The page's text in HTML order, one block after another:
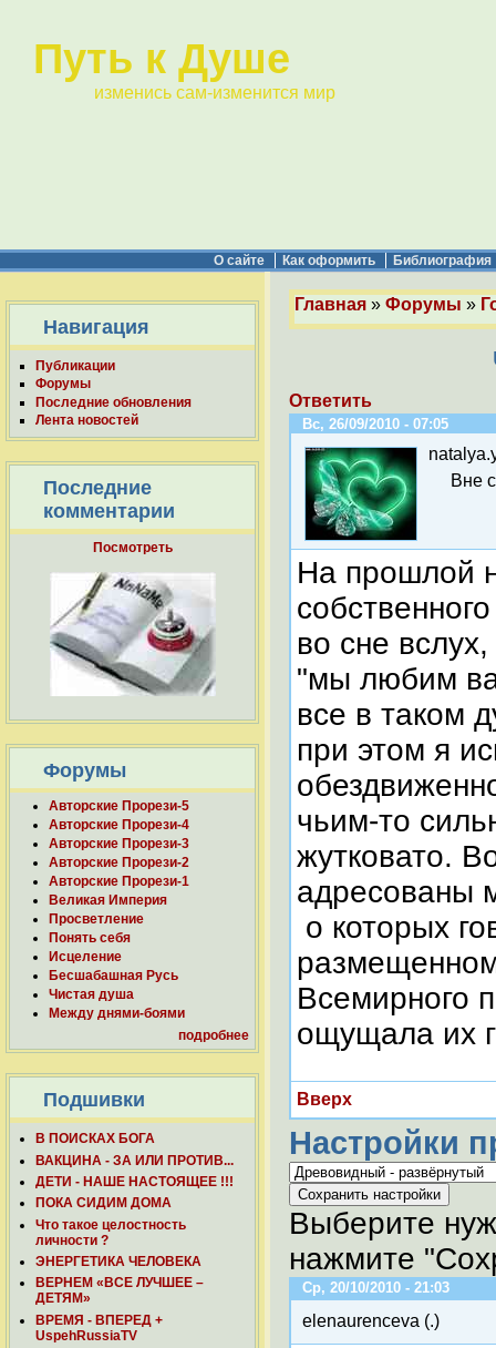
Путь к Душе
изменись сам-изменится мир
О сайте Как оформить Библиография
Навигация
Публикации
Форумы
Последние обновления
Лента новостей
Последние
комментарии
Посмотреть
Форумы
Авторские Прорези-5
Авторские Прорези-4
Авторские Прорези-3
Авторские Прорези-2
Авторские Прорези-1
Великая Империя
Просветление
Понять себя
Исцеление
Бесшабашная Русь
Чистая душа
Между днями-боями
подробнее
Подшивки
В ПОИСКАХ БОГА
ВАКЦИНА - ЗА ИЛИ ПРОТИВ...
ДЕТИ - НАШЕ НАСТОЯЩЕЕ !!!
ПОКА СИДИМ ДОМА
Что такое целостность
личности ?
ЭНЕРГЕТИКА ЧЕЛОВЕКА
ВЕРНЕМ «ВСЕ ЛУЧШЕЕ –
ДЕТЯМ»
ВРЕМЯ - ВПЕРЕД +
UspehRussiaTV
Главная » Форумы »
Ответить
Вс, 26/09/2010 - 07:05
Вне
На прошлой
во сне
"мы любим
все в таком
при этом я
чьим-то
жутковато.
адресованы
о которых
Всемирного
ощущала их
Вверх
Настройки
Выберите
нажмите
Ср, 20/10/2010 - 21:03
elenaurenceva (.)